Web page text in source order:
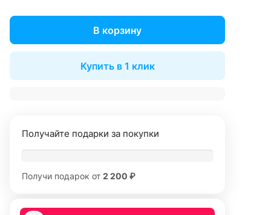
В корзину
Купить в 1 клик
Получайте подарки за покупки
Получи подарок от 2 200 ₽